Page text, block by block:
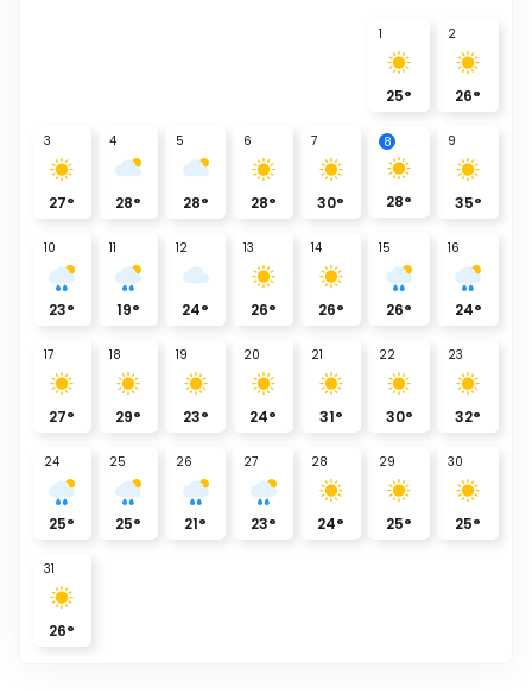
1
25°
2
26°
3
27°
4
28°
5
28°
6
28°
7
30°
8
28°
9
35°
10
23°
11
19°
12
24°
13
26°
14
26°
15
26°
16
24°
17
27°
18
29°
19
23°
20
24°
21
31°
22
30°
23
32°
24
25°
25
25°
26
21°
27
23°
28
24°
29
25°
30
25°
31
26°